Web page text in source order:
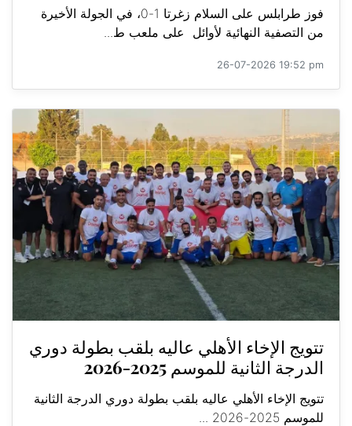
فوز طرابلس على السلام زغرتا 1-0، في الجولة الأخيرة
من التصفية النهائية لأوائل على ملعب ط...
26-07-2026 19:52 pm
تتويج الإخاء الأهلي عاليه بلقب بطولة دوري
الدرجة الثانية للموسم 2025-2026
تتويج الإخاء الأهلي عاليه بلقب بطولة دوري الدرجة الثانية
للموسم 2025-2026 ...